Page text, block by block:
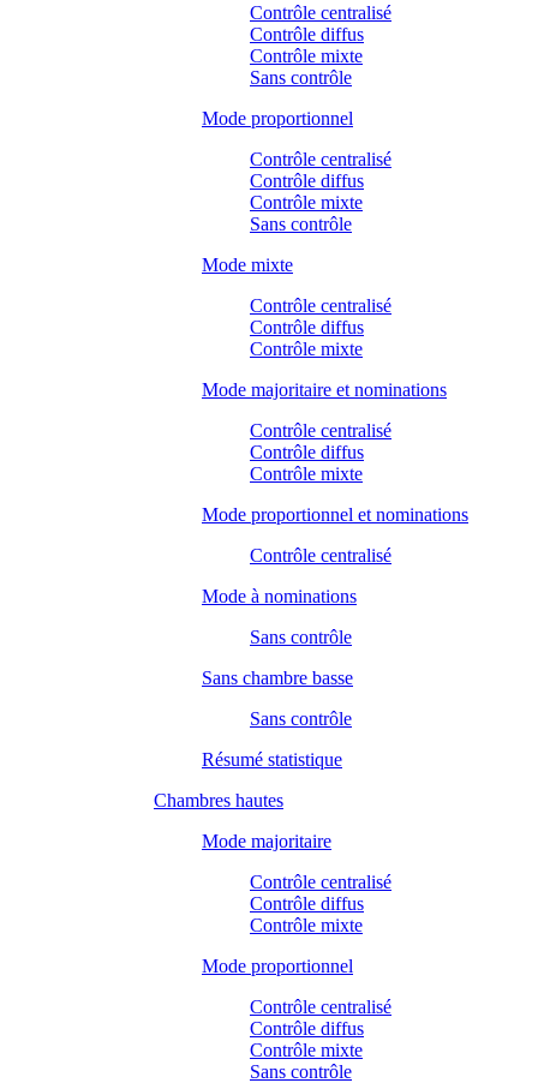
Contrôle centralisé
Contrôle diffus
Contrôle mixte
Sans contrôle
Mode proportionnel
Contrôle centralisé
Contrôle diffus
Contrôle mixte
Sans contrôle
Mode mixte
Contrôle centralisé
Contrôle diffus
Contrôle mixte
Mode majoritaire et nominations
Contrôle centralisé
Contrôle diffus
Contrôle mixte
Mode proportionnel et nominations
Contrôle centralisé
Mode à nominations
Sans contrôle
Sans chambre basse
Sans contrôle
Résumé statistique
Chambres hautes
Mode majoritaire
Contrôle centralisé
Contrôle diffus
Contrôle mixte
Mode proportionnel
Contrôle centralisé
Contrôle diffus
Contrôle mixte
Sans contrôle